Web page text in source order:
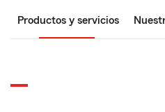
Productos y servicios